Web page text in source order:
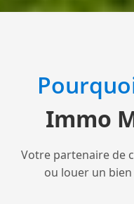
Immo
Votre partenaire de
ou louer un